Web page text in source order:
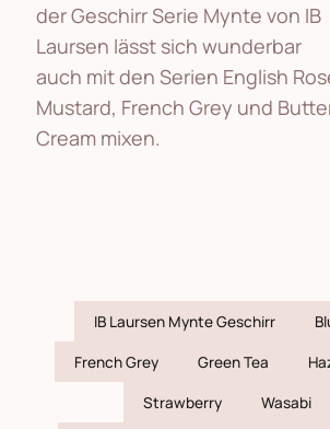
der Geschirr Serie Mynte von IB
Laursen lässt sich wunderbar
auch mit den Serien English
Mustard, French Grey und
Cream mixen.
IB Laursen Mynte Geschirr
French Grey
Green Tea
Strawberry
Wasabi